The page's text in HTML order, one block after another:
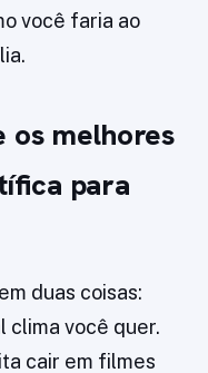
você faria ao
os melhores
para
duas coisas:
clima você quer.
cair em filmes